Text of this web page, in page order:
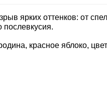
ярких оттенков: от
красное яблоко,